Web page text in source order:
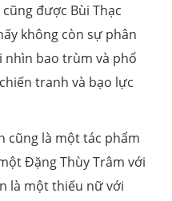
được Bùi Thạc
không còn sự phân
nhìn bao trùm và phổ
tranh và bạo lực
cũng là một tác phẩm
Đặng Thùy Trâm với
là một thiếu nữ với